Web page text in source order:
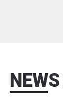
NEWS